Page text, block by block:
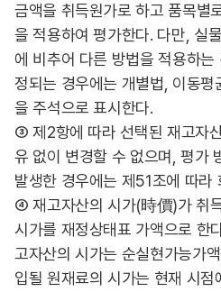
금액을 취득원가로 하고 품목
을 적용하여 평가한다. 다만, 실
에 비추어 다른 방법을 적용하
정되는 경우에는 개별법, 이동
을 주석으로 표시한다.
③ 제2항에 따라 선택된 재고자
유 없이 변경할 수 없으며, 평가
발생한 경우에는 제51조에 따라
④ 재고자산의 시가(時價)가 취
시가를 재정상태표 가액으로 한
고자산의 시가는 순실현가능가
입될 원재료의 시가는 현재 시